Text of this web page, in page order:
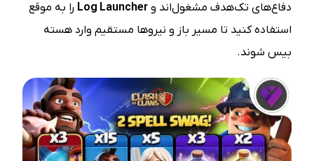
دفاع‌های تک‌هدف مشغول‌اند وLog Launcher را به موقع
استفاده کنید تا مسیر باز و نیروها مستقیم وارد هسته
بیس شوند.